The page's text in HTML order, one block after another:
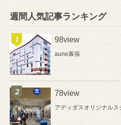
週間人気記事ランキング
98view
aune幕張
78view
アディダスオリジナルス